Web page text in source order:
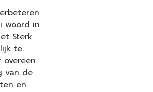
woord in
Sterk
te
van de
en